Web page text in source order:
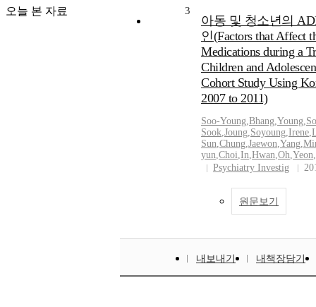
오늘 본 자료 3
아동 및 청소년의
인(Factors that Affect
Medications during a
Children and
Cohort Study Using
2007 to 2011)
Soo-Young,Bhang,Young,
Sook,Joung,Soyoung,Irene,
Sun,Chung,Jaewon,Yang,
yun,Choi,In,Hwan,Oh,Yeon,
Psychiatry Investig
원문보기
내보내기 내책장담기